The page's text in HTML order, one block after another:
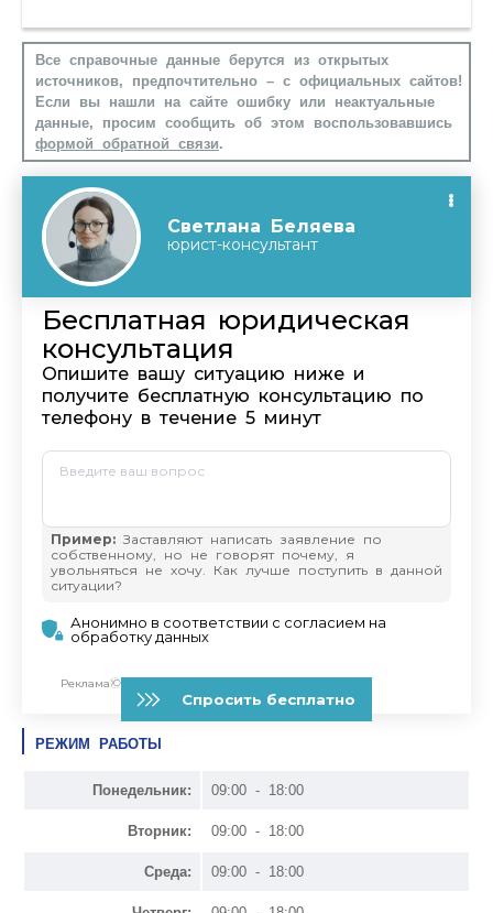
Все справочные данные берутся из открытых
источников, предпочтительно – с официальных сайтов!
Если вы нашли на сайте ошибку или неактуальные
данные, просим сообщить об этом воспользовавшись
формой обратной связи.
РЕЖИМ РАБОТЫ
Понедельник: 09:00 - 18:00
Вторник: 09:00 - 18:00
Среда: 09:00 - 18:00